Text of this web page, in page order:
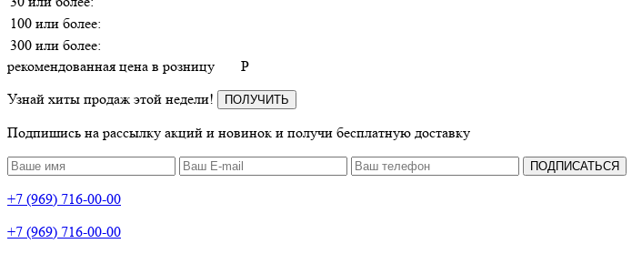
100 или более:
300 или более:
рекомендованная цена в розницу
P
Узнай хиты продаж этой недели!
ПОЛУЧИТЬ
Подпишись на рассылку акций и новинок и получи бесплатную доставку
ПОДПИСАТЬСЯ
+7 (969) 716-00-00
+7 (969) 716-00-00